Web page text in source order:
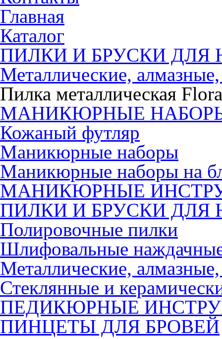
Главная
Каталог
ПИЛКИ И БРУСКИ ДЛЯ
Металлические,
Пилка металлическая
МАНИКЮРНЫЕ
Кожаный футляр
Маникюрные наборы
Маникюрные наборы на
МАНИКЮРНЫЕ
ПИЛКИ И БРУСКИ ДЛЯ
Полировочные пилки
Шлифовальные
Металлические,
Стеклянные и
ПЕДИКЮРНЫЕ
ПИНЦЕТЫ ДЛЯ БРОВЕЙ